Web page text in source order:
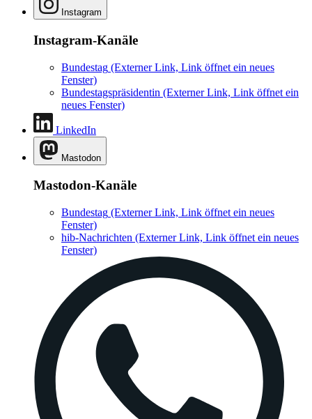
Instagram
Instagram-Kanäle
Bundestag (Externer Link, Link öffnet ein neues
Fenster)
Bundestagspräsidentin (Externer Link, Link öffnet ein
neues Fenster)
LinkedIn
Mastodon
Mastodon-Kanäle
Bundestag (Externer Link, Link öffnet ein neues
Fenster)
hib-Nachrichten (Externer Link, Link öffnet ein neues
Fenster)